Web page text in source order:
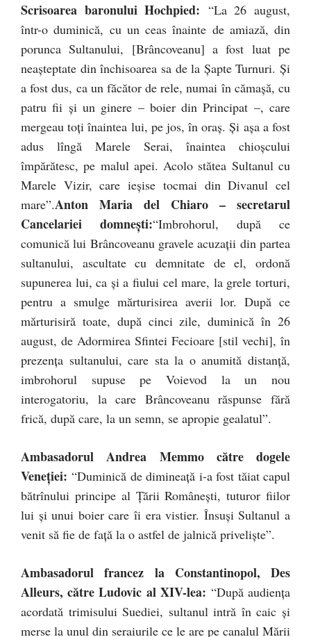
Scrisoarea baronului Hochpied: “La 26 august,
într-o duminică, cu un ceas înainte de amiază, din
porunca Sultanului, [Brâncoveanu] a fost luat pe
neaşteptate din închisoarea sa de la Şapte Turnuri. Şi
a fost dus, ca un făcător de rele, numai în cămaşă, cu
patru fii şi un ginere – boier din Principat –, care
mergeau toţi înaintea lui, pe jos, în oraş. Şi aşa a fost
adus lîngă Marele Serai, înaintea chioşcului
împărătesc, pe malul apei. Acolo stătea Sultanul cu
Marele Vizir, care ieşise tocmai din Divanul cel
mare”.Anton Maria del Chiaro – secretarul
Cancelariei domneşti:“Imbrohorul, după ce
comunică lui Brâncoveanu gravele acuzaţii din partea
sultanului, ascultate cu demnitate de el, ordonă
supunerea lui, ca şi a fiului cel mare, la grele torturi,
pentru a smulge mărturisirea averii lor. După ce
mărturisiră toate, după cinci zile, duminică în 26
august, de Adormirea Sfintei Fecioare [stil vechi], în
prezenţa sultanului, care sta la o anumită distanţă,
imbrohorul supuse pe Voievod la un nou
interogatoriu, la care Brâncoveanu răspunse fără
frică, după care, la un semn, se apropie gealatul”.
Ambasadorul Andrea Memmo către dogele
Veneţiei: “Duminică de dimineaţă i-a fost tăiat capul
bătrînului principe al Ţării Româneşti, tuturor fiilor
lui şi unui boier care îi era vistier. Însuşi Sultanul a
venit să fie de faţă la o astfel de jalnică privelişte”.
Ambasadorul francez la Constantinopol, Des
Alleurs, către Ludovic al XIV-lea: “După audienţa
acordată trimisului Suediei, sultanul intră în caic şi
merse la unul din seraiurile ce le are pe canalul Mării